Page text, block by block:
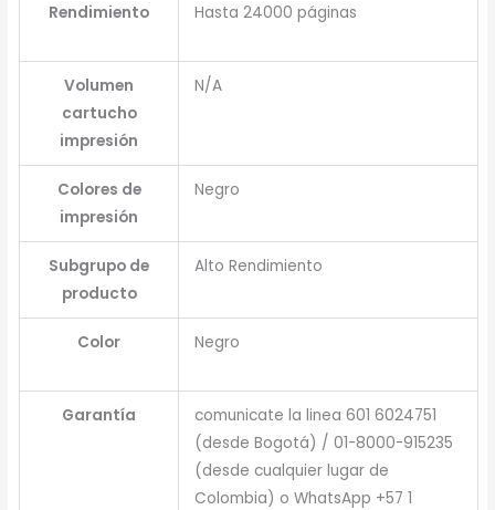
Rendimiento Hasta 24000 páginas
Volumen
cartucho
impresión
N/A
Colores de
impresión
Negro
Subgrupo de
producto
Alto Rendimiento
Color Negro
Garantía
comunicate la linea 601 6024751
(desde Bogotá) / 01-8000-915235
(desde cualquier lugar de
Colombia) o WhatsApp +57 1